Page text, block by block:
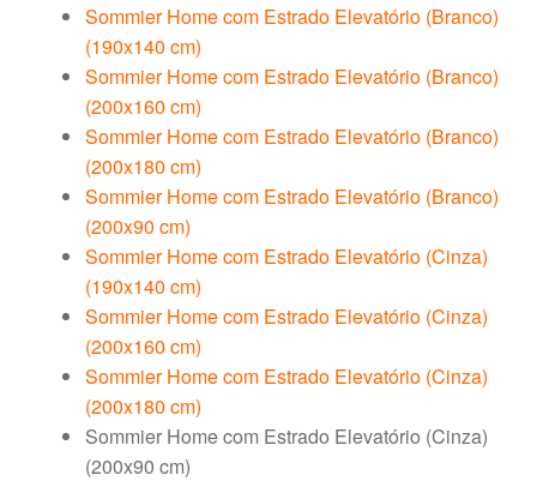
Estrado
Elevatório
(Cinza)
(200x90
Sommier Home com Estrado Elevatório (Branco)
(190x140 cm)
Sommier Home com Estrado Elevatório (Branco)
(200x160 cm)
Sommier Home com Estrado Elevatório (Branco)
(200x180 cm)
Sommier Home com Estrado Elevatório (Branco)
(200x90 cm)
Sommier Home com Estrado Elevatório (Cinza)
(190x140 cm)
Sommier Home com Estrado Elevatório (Cinza)
(200x160 cm)
Sommier Home com Estrado Elevatório (Cinza)
(200x180 cm)
Sommier Home com Estrado Elevatório (Cinza)
(200x90 cm)